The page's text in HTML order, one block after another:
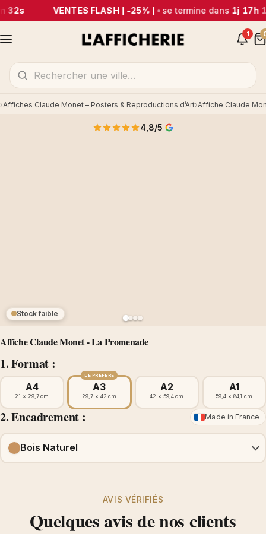
32s VENTES FLASH | -25% | •se termine dans1j 17h
1
Accueil
Affiches Claude Monet – Posters & Reproductions d’Art Affiche Claude
Affiche Claude Monet - La Promenade
1. Format :
Stock faible
4,8/5
A4
21 × 29,7 cm
LE PRÉFÉRÉ
A3
29,7 × 42 cm
A2
42 × 59,4 cm
A1
59,4 × 84,1 cm
2. Encadrement : Made in France
Bois Naturel
AVIS VÉRIFIÉS
Quelques avis de nos clients